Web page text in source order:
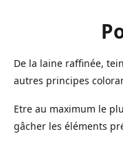
De la laine raffinée,
autres principes
Etre au maximum le
gâcher les éléments